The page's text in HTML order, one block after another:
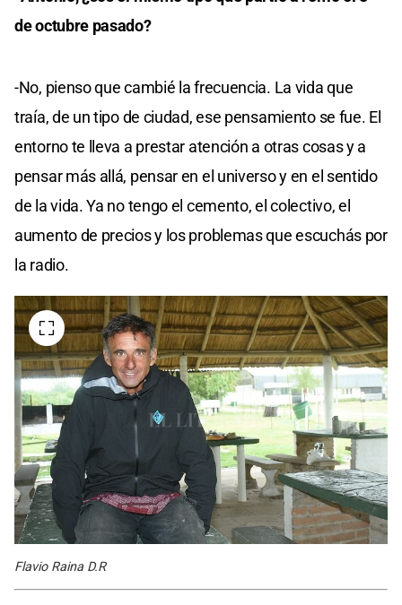
de octubre pasado?
-No, pienso que cambié la frecuencia. La vida que
traía, de un tipo de ciudad, ese pensamiento se fue. El
entorno te lleva a prestar atención a otras cosas y a
pensar más allá, pensar en el universo y en el sentido
de la vida. Ya no tengo el cemento, el colectivo, el
aumento de precios y los problemas que escuchás por
la radio.
Flavio Raina D.R